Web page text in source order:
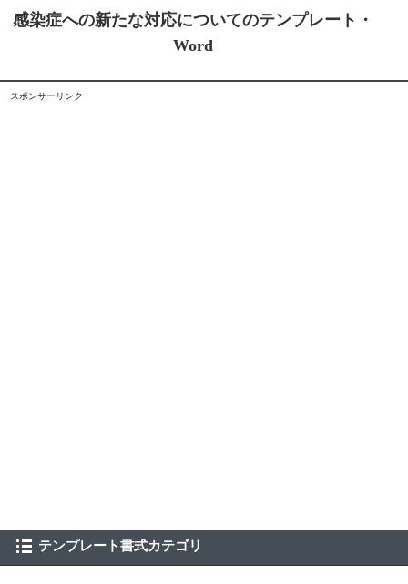
感染症への新たな対応についてのテンプレート・
Word
スポンサーリンク
テンプレート書式カテゴリ